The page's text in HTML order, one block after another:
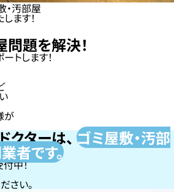
・汚部屋
ます！
問題を解決！
トします！
が
クターは、ゴミ屋敷・汚部
業者です。
中！
さい。